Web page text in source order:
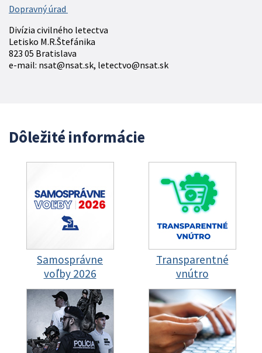
Dopravný úrad
Divízia civilného letectva
Letisko M.R.Štefánika
823 05 Bratislava
e-mail: nsat@nsat.sk, letectvo@nsat.sk
Dôležité informácie
Samosprávne
voľby 2026
Transparentné
vnútro